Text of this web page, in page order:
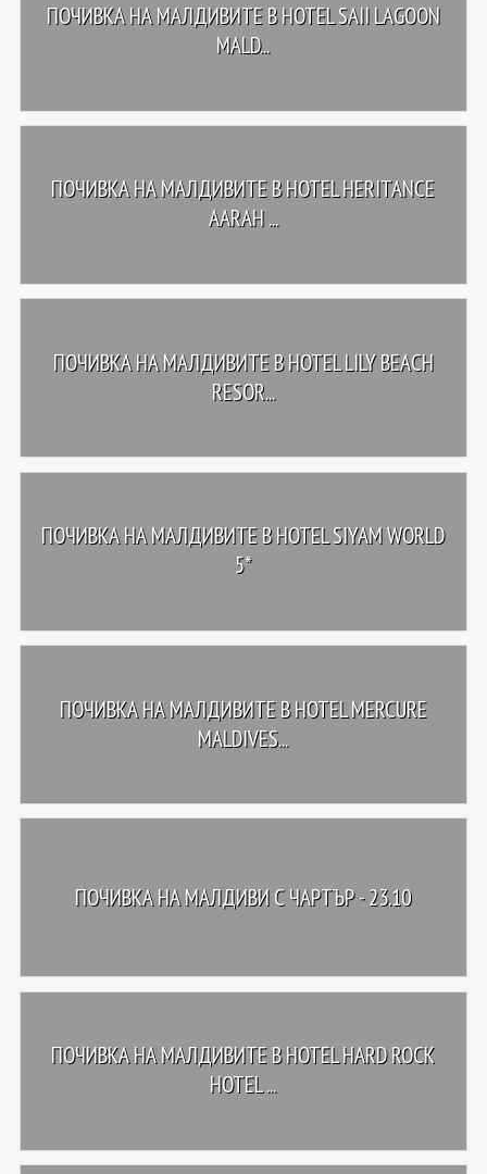
ПОЧИВКА НА МАЛДИВИТЕ В HOTEL SAII LAGOON
MALD...
ПОЧИВКА НА МАЛДИВИТЕ В HOTEL HERITANCE
AARAH ...
ПОЧИВКА НА МАЛДИВИТЕ В HOTEL LILY BEACH
RESOR...
ПОЧИВКА НА МАЛДИВИТЕ В HOTEL SIYAM WORLD
5*
ПОЧИВКА НА МАЛДИВИТЕ В HOTEL MERCURE
MALDIVES...
ПОЧИВКА НА МАЛДИВИ С ЧАРТЪР - 23.10
ПОЧИВКА НА МАЛДИВИТЕ В HOTEL HARD ROCK
HOTEL ...